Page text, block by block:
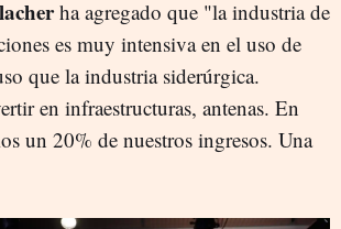
ha agregado que "la industria de
es muy intensiva en el uso de
que la industria siderúrgica.
en infraestructuras, antenas. En
un 20% de nuestros ingresos. Una